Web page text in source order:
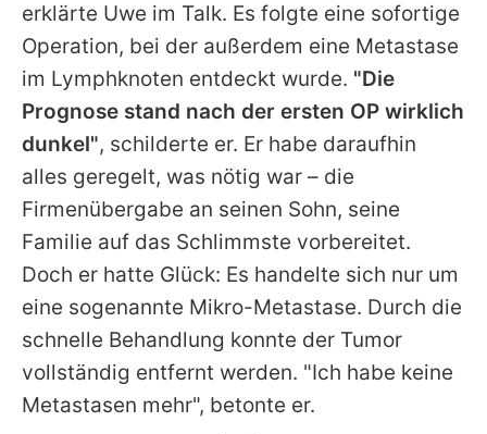
erklärte Uwe im Talk. Es folgte eine sofortige
Operation, bei der außerdem eine Metastase
im Lymphknoten entdeckt wurde. "Die
Prognose stand nach der ersten OP wirklich
dunkel", schilderte er. Er habe daraufhin
alles geregelt, was nötig war – die
Firmenübergabe an seinen Sohn, seine
Familie auf das Schlimmste vorbereitet.
Doch er hatte Glück: Es handelte sich nur um
eine sogenannte Mikro-Metastase. Durch die
schnelle Behandlung konnte der Tumor
vollständig entfernt werden. "Ich habe keine
Metastasen mehr", betonte er.